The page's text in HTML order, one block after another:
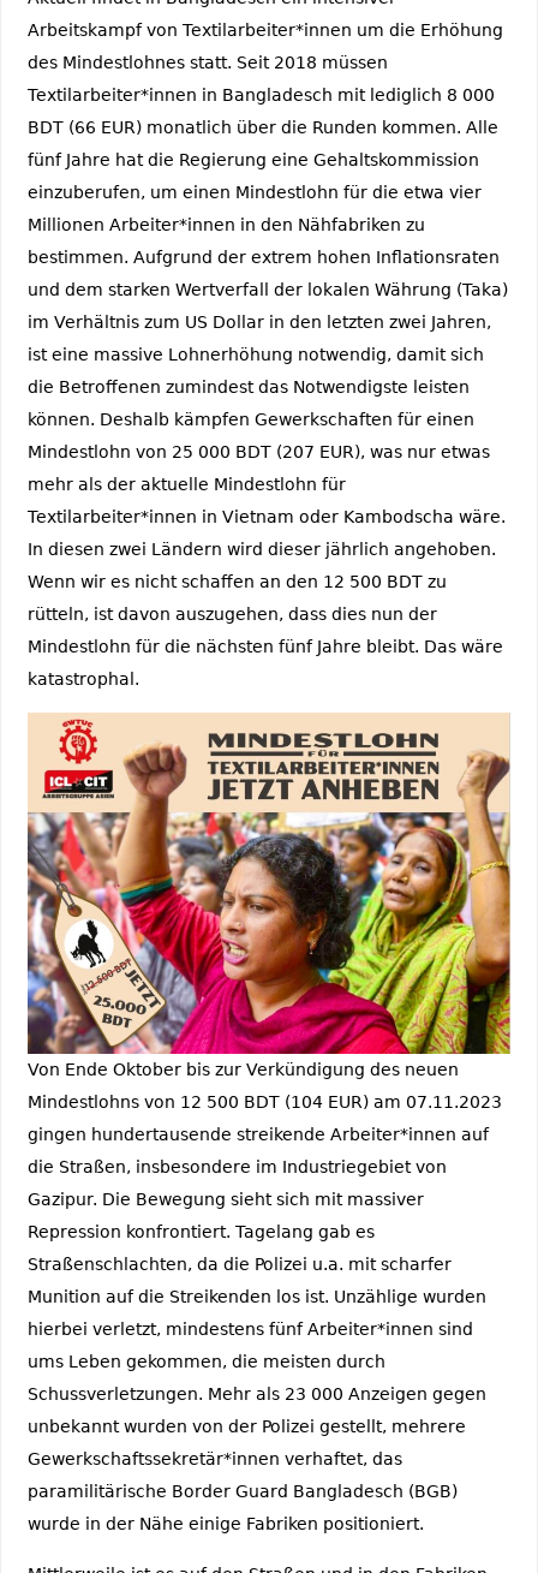
Arbeitskampf von Textilarbeiter*innen um die Erhöhung
des Mindestlohnes statt. Seit 2018 müssen
Textilarbeiter*innen in Bangladesch mit lediglich 8 000
BDT (66 EUR) monatlich über die Runden kommen. Alle
fünf Jahre hat die Regierung eine Gehaltskommission
einzuberufen, um einen Mindestlohn für die etwa vier
Millionen Arbeiter*innen in den Nähfabriken zu
bestimmen. Aufgrund der extrem hohen Inflationsraten
und dem starken Wertverfall der lokalen Währung (Taka)
im Verhältnis zum US Dollar in den letzten zwei Jahren,
ist eine massive Lohnerhöhung notwendig, damit sich
die Betroffenen zumindest das Notwendigste leisten
können. Deshalb kämpfen Gewerkschaften für einen
Mindestlohn von 25 000 BDT (207 EUR), was nur etwas
mehr als der aktuelle Mindestlohn für
Textilarbeiter*innen in Vietnam oder Kambodscha wäre.
In diesen zwei Ländern wird dieser jährlich angehoben.
Wenn wir es nicht schaffen an den 12 500 BDT zu
rütteln, ist davon auszugehen, dass dies nun der
Mindestlohn für die nächsten fünf Jahre bleibt. Das wäre
katastrophal.
Von Ende Oktober bis zur Verkündigung des neuen
Mindestlohns von 12 500 BDT (104 EUR) am 07.11.2023
gingen hundertausende streikende Arbeiter*innen auf
die Straßen, insbesondere im Industriegebiet von
Gazipur. Die Bewegung sieht sich mit massiver
Repression konfrontiert. Tagelang gab es
Straßenschlachten, da die Polizei u.a. mit scharfer
Munition auf die Streikenden los ist. Unzählige wurden
hierbei verletzt, mindestens fünf Arbeiter*innen sind
ums Leben gekommen, die meisten durch
Schussverletzungen. Mehr als 23 000 Anzeigen gegen
unbekannt wurden von der Polizei gestellt, mehrere
Gewerkschaftssekretär*innen verhaftet, das
paramilitärische Border Guard Bangladesch (BGB)
wurde in der Nähe einige Fabriken positioniert.